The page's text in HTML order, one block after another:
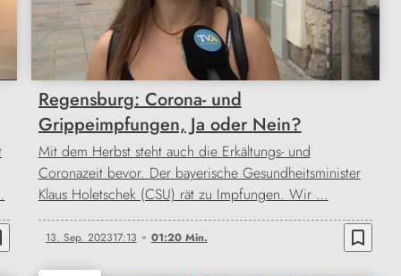
Regensburg: Corona- und
Grippeimpfungen, Ja oder Nein?
Mit dem Herbst steht auch die Erkältungs- und
Coronazeit bevor. Der bayerische Gesundheitsminister
Klaus Holetschek (CSU) rät zu Impfungen. Wir …
13. Sep. 202317:13 01:20 Min. bookmark_border